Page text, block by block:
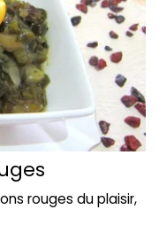
rouges du plaisir,